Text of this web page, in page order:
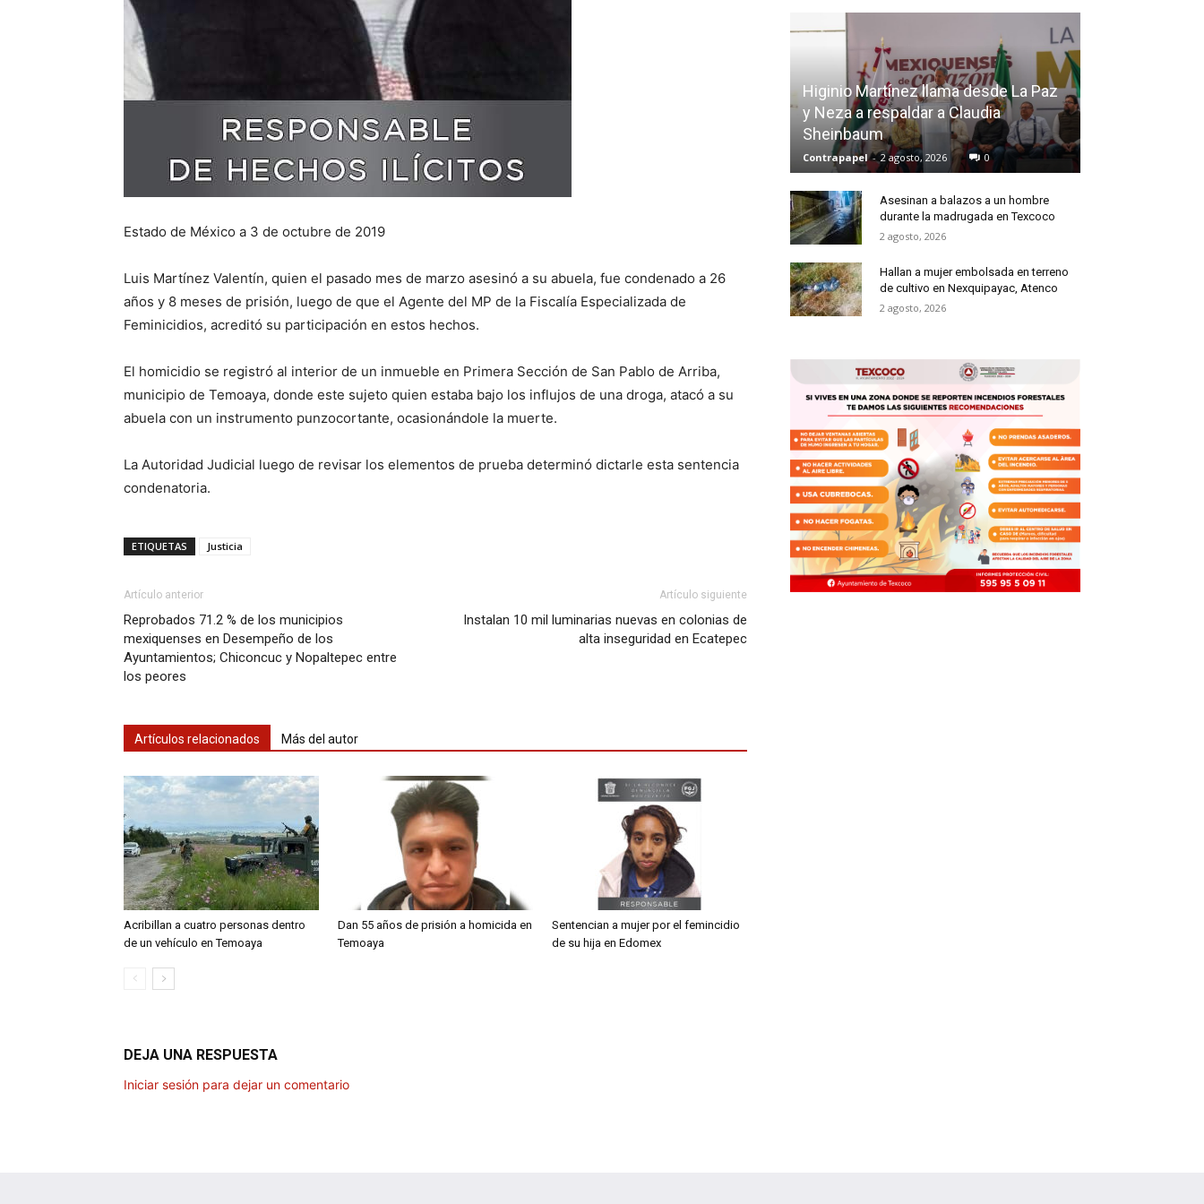
Estado de México a 3 de octubre de 2019
Luis Martínez Valentín, quien el pasado mes de marzo asesinó a su abuela, fue condenado a 26
años y 8 meses de prisión, luego de que el Agente del MP de la Fiscalía Especializada de
Feminicidios, acreditó su participación en estos hechos.
El homicidio se registró al interior de un inmueble en Primera Sección de San Pablo de Arriba,
municipio de Temoaya, donde este sujeto quien estaba bajo los influjos de una droga, atacó a su
abuela con un instrumento punzocortante, ocasionándole la muerte.
La Autoridad Judicial luego de revisar los elementos de prueba determinó dictarle esta sentencia
condenatoria.
ETIQUETAS Justicia
Artículo anterior
Reprobados 71.2 % de los municipios
mexiquenses en Desempeño de los
Ayuntamientos; Chiconcuc y Nopaltepec entre
los peores
Artículo siguiente
Instalan 10 mil luminarias nuevas en colonias de
alta inseguridad en Ecatepec
Artículos relacionados Más del autor
Acribillan a cuatro personas dentro
de un vehículo en Temoaya
Dan 55 años de prisión a homicida en
Temoaya
Sentencian a mujer por el femincidio
de su hija en Edomex
DEJA UNA RESPUESTA
Iniciar sesión para dejar un comentario
Higinio Martínez llama desde La Paz
y Neza a respaldar a Claudia
Sheinbaum
Contrapapel - 2 agosto, 2026 0
Asesinan a balazos a un hombre
durante la madrugada en Texcoco
2 agosto, 2026
Hallan a mujer embolsada en terreno
de cultivo en Nexquipayac, Atenco
2 agosto, 2026